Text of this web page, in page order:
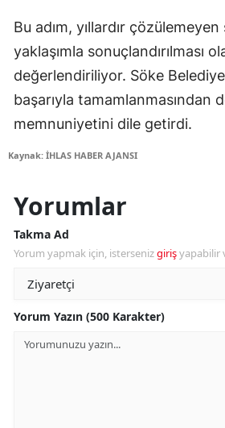
Bu adım, yıllardır
yaklaşımla sonuçlandırılması
değerlendiriliyor. Söke
başarıyla tamamlanmasından
memnuniyetini dile getirdi.
Kaynak: İHLAS HABER AJANSI
Yorumlar
Takma Ad
Yorum yapmak için, istersenizgirişyapabilir
Yorum Yazın (500 Karakter)